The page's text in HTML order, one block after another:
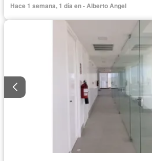
Hace 1 semana, 1 día en - Alberto Angel